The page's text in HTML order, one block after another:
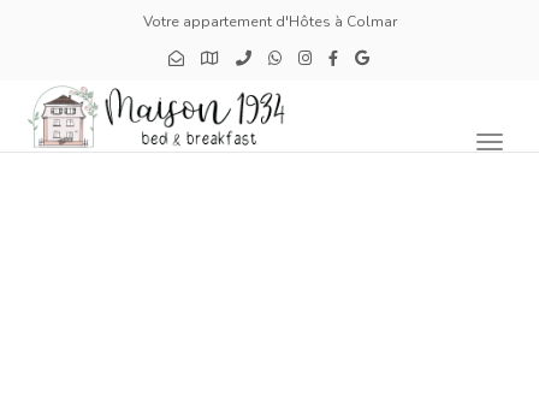
Votre appartement d'Hôtes à Colmar